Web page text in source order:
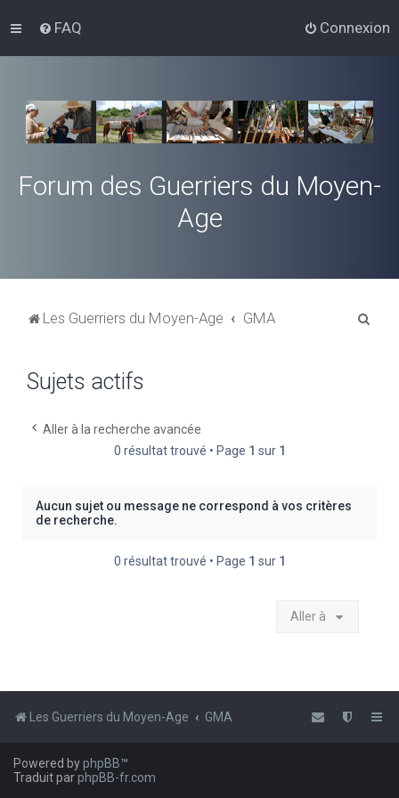
FAQ Connexion
Forum des Guerriers du Moyen-
Age
Les Guerriers du Moyen-Age GMA
Sujets actifs
Aller à la recherche avancée
0 résultat trouvé • Page 1 sur 1
Aucun sujet ou message ne correspond à vos critères
de recherche.
0 résultat trouvé • Page 1 sur 1
Aller à
Les Guerriers du Moyen-Age GMA
Powered byphpBB™
Traduit parphpBB-fr.com